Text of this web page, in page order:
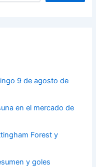
9 de agosto de
en el mercado de
Forest y
y goles